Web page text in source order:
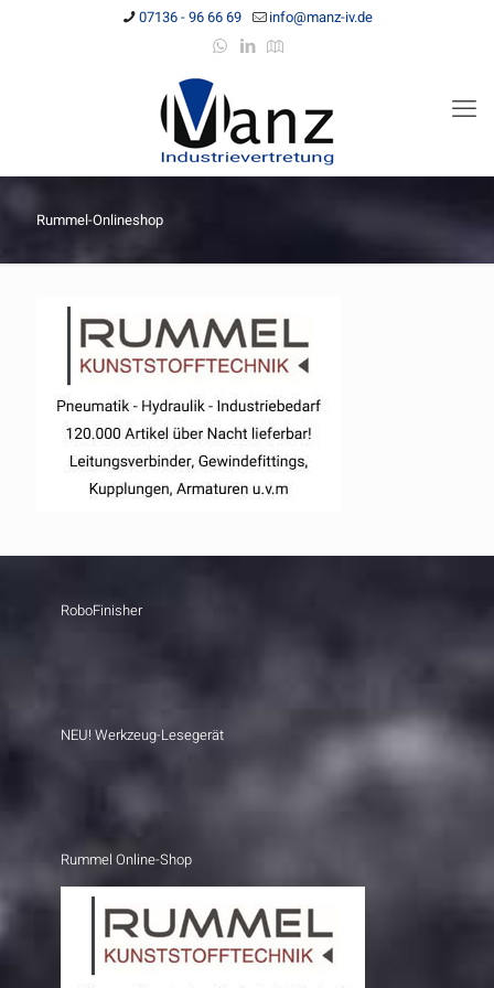
07136 - 96 66 69 info@manz-iv.de
Rummel-Onlineshop
RoboFinisher
NEU! Werkzeug-Lesegerät
Rummel Online-Shop